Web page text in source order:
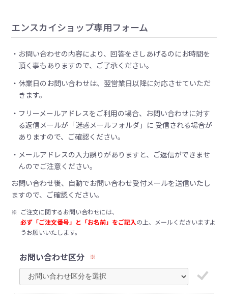
エンスカイショップ専用フォーム
お問い合わせの内容により、回答をさしあげるのにお時間を
頂く事もありますので、ご了承ください。
休業日のお問い合わせは、翌営業日以降に対応させていただ
きます。
フリーメールアドレスをご利用の場合、お問い合わせに対す
る返信メールが「迷惑メールフォルダ」に 受信される場合が
ありますので、ご確認ください。
メールアドレスの入力誤りがありますと、ご返信ができませ
んのでご注意ください。
お問い合わせ後、自動でお問い合わせ受付メールを送信いたし
ますので、ご確認ください。
※ ご注文に関するお問い合わせには、
必ず「ご注文番号」と「お名前」をご記入の上、メールくださいますよ
うお願いいたします。
お問い合わせ区分 ※